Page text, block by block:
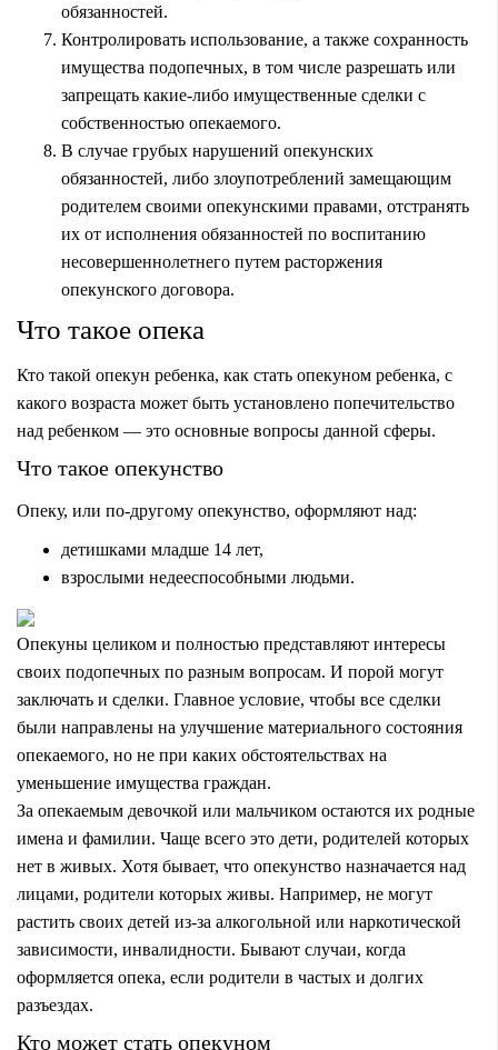
обязанностей.
Контролировать использование, а также сохранность
имущества подопечных, в том числе разрешать или
запрещать какие-либо имущественные сделки с
собственностью опекаемого.
В случае грубых нарушений опекунских
обязанностей, либо злоупотреблений замещающим
родителем своими опекунскими правами, отстранять
их от исполнения обязанностей по воспитанию
несовершеннолетнего путем расторжения
опекунского договора.
Что такое опека
Кто такой опекун ребенка, как стать опекуном ребенка, с
какого возраста может быть установлено попечительство
над ребенком — это основные вопросы данной сферы.
Что такое опекунство
Опеку, или по-другому опекунство, оформляют над:
детишками младше 14 лет,
взрослыми недееспособными людьми.
Опекуны целиком и полностью представляют интересы
своих подопечных по разным вопросам. И порой могут
заключать и сделки. Главное условие, чтобы все сделки
были направлены на улучшение материального состояния
опекаемого, но не при каких обстоятельствах на
уменьшение имущества граждан.
За опекаемым девочкой или мальчиком остаются их родные
имена и фамилии. Чаще всего это дети, родителей которых
нет в живых. Хотя бывает, что опекунство назначается над
лицами, родители которых живы. Например, не могут
растить своих детей из-за алкогольной или наркотической
зависимости, инвалидности. Бывают случаи, когда
оформляется опека, если родители в частых и долгих
разъездах.
Кто может стать опекуном